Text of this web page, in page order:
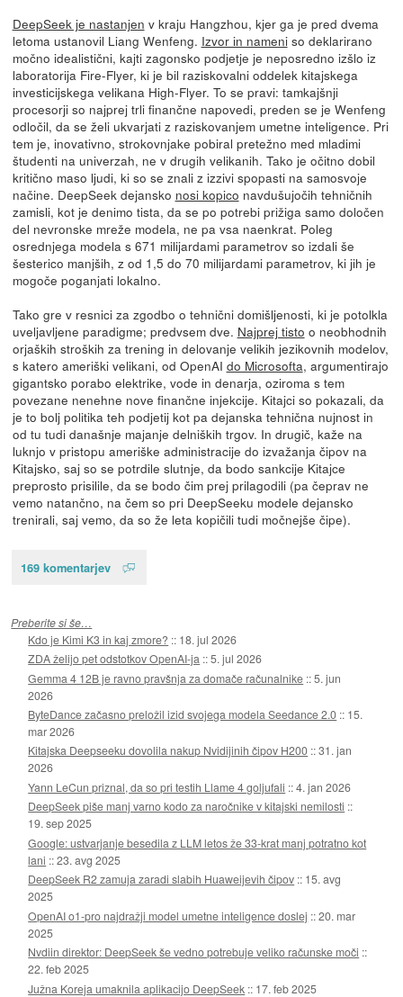
DeepSeek je nastanjen v kraju Hangzhou, kjer ga je pred dvema
letoma ustanovil Liang Wenfeng. Izvor in nameniso deklarirano
močno idealistični, kajti zagonsko podjetje je neposredno izšlo iz
laboratorija Fire-Flyer, ki je bil raziskovalni oddelek kitajskega
investicijskega velikana High-Flyer. To se pravi: tamkajšnji
procesorji so najprej trli finančne napovedi, preden se je Wenfeng
odločil, da se želi ukvarjati z raziskovanjem umetne inteligence. Pri
tem je, inovativno, strokovnjake pobiral pretežno med mladimi
študenti na univerzah, ne v drugih velikanih. Tako je očitno dobil
kritično maso ljudi, ki so se znali z izzivi spopasti na samosvoje
načine. DeepSeek dejansko nosi kopico navdušujočih tehničnih
zamisli, kot je denimo tista, da se po potrebi prižiga samo določen
del nevronske mreže modela, ne pa vsa naenkrat. Poleg
osrednjega modela s 671 milijardami parametrov so izdali še
šesterico manjših, z od 1,5 do 70 milijardami parametrov, ki jih je
mogoče poganjati lokalno.
Tako gre v resnici za zgodbo o tehnični domišljenosti, ki je potolkla
uveljavljene paradigme; predvsem dve. Najprej tisto o neobhodnih
orjaških stroških za trening in delovanje velikih jezikovnih modelov,
s katero ameriški velikani, od OpenAI do Microsofta, argumentirajo
gigantsko porabo elektrike, vode in denarja, oziroma s tem
povezane nenehne nove finančne injekcije. Kitajci so pokazali, da
je to bolj politika teh podjetij kot pa dejanska tehnična nujnost in
od tu tudi današnje majanje delniških trgov. In drugič, kaže na
luknjo v pristopu ameriške administracije do izvažanja čipov na
Kitajsko, saj so se potrdile slutnje, da bodo sankcije Kitajce
preprosto prisilile, da se bodo čim prej prilagodili (pa čeprav ne
vemo natančno, na čem so pri DeepSeeku modele dejansko
trenirali, saj vemo, da so že leta kopičili tudi močnejše čipe).
169 komentarjev
Preberite si še…
Kdo je Kimi K3 in kaj zmore? :: 18. jul 2026
ZDA želijo pet odstotkov OpenAI-ja ::5. jul 2026
Gemma 4 12B je ravno pravšnja za domače računalnike ::5. jun
2026
ByteDance začasno preložil izid svojega modela Seedance 2.0 :: 15.
mar 2026
Kitajska Deepseeku dovolila nakup Nvidijinih čipov H200 ::31. jan
2026
Yann LeCun priznal, da so pri testih Llame 4 goljufali ::4. jan 2026
DeepSeek piše manj varno kodo za naročnike v kitajski nemilosti ::
19. sep 2025
Google: ustvarjanje besedila z LLM letos že 33-krat manj potratno kot
lani ::23. avg 2025
DeepSeek R2 zamuja zaradi slabih Huaweijevih čipov :: 15. avg
2025
OpenAI o1-pro najdražji model umetne inteligence doslej ::20. mar
2025
Nvdiin direktor: DeepSeek še vedno potrebuje veliko računske moči ::
22. feb 2025
Južna Koreja umaknila aplikacijo DeepSeek :: 17. feb 2025